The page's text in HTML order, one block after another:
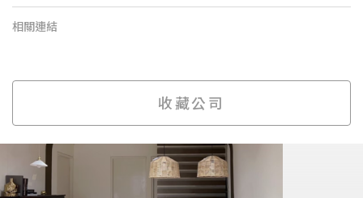
相關連結
收藏公司